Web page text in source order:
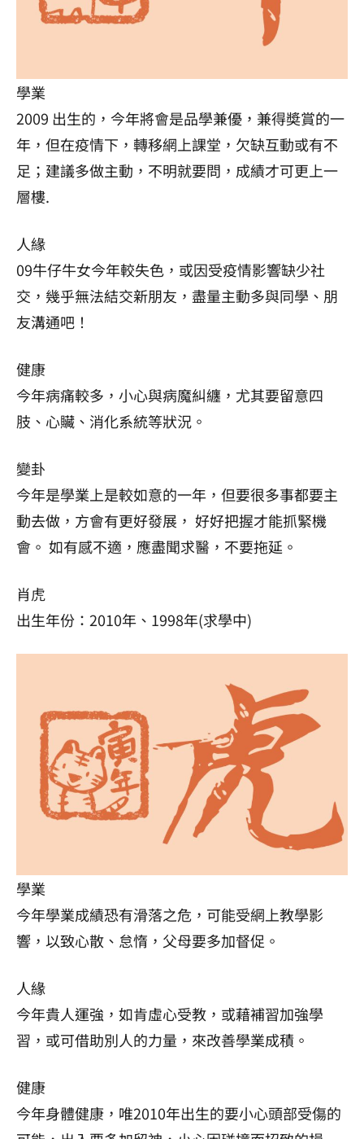
學業
2009 出生的，今年將會是品學兼優，兼得奬賞的一
年，但在疫情下，轉移網上課堂，欠缺互動或有不
足；建議多做主動，不明就要問，成績才可更上一
層樓.
人緣
09牛仔牛女今年較失色，或因受疫情影響缺少社
交，幾乎無法結交新朋友，盡量主動多與同學、朋
友溝通吧！
健康
今年病痛較多，小心與病魔糾纏，尤其要留意四
肢、心贜、消化系統等狀況。
變卦
今年是學業上是較如意的一年，但要很多事都要主
動去做，方會有更好發展， 好好把握才能抓緊機
會。 如有感不適，應盡聞求醫，不要拖延。
肖虎
出生年份：2010年、1998年(求學中)
學業
今年學業成績恐有滑落之危，可能受網上教學影
響，以致心散、怠惰，父母要多加督促。
人緣
今年貴人運強，如肯虛心受教，或藉補習加強學
習，或可借助別人的力量，來改善學業成積。
健康
今年身體健康，唯2010年出生的要小心頭部受傷的